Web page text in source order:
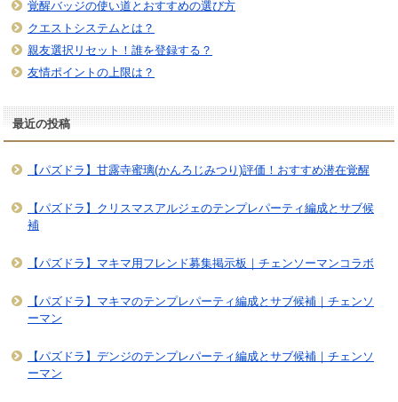
覚醒バッジの使い道とおすすめの選び方
クエストシステムとは？
親友選択リセット！誰を登録する？
友情ポイントの上限は？
最近の投稿
【パズドラ】甘露寺蜜璃(かんろじみつり)評価！おすすめ潜在覚醒
【パズドラ】クリスマスアルジェのテンプレパーティ編成とサブ候
補
【パズドラ】マキマ用フレンド募集掲示板｜チェンソーマンコラボ
【パズドラ】マキマのテンプレパーティ編成とサブ候補｜チェンソ
ーマン
【パズドラ】デンジのテンプレパーティ編成とサブ候補｜チェンソ
ーマン